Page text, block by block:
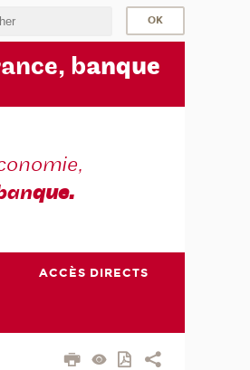
banque
que.
ACCÈS DIRECTS